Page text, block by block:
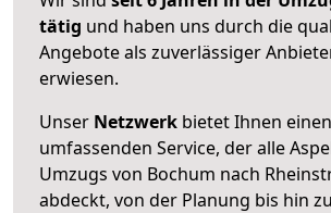
tätig und haben uns durch die
Angebote als zuverlässiger
erwiesen.
Unser Netzwerk bietet Ihnen einen
umfassenden Service, der alle
Umzugs von Bochum nach
abdeckt, von der Planung bis hin